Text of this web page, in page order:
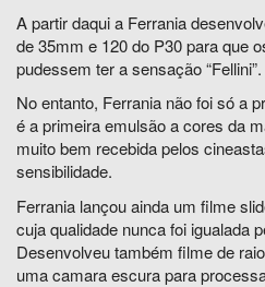
A partir daqui a Ferrania
de 35mm e 120 do P30 para que
pudessem ter a sensação “Fellini”.
No entanto, Ferrania não foi só a
é a primeira emulsão a cores da
muito bem recebida pelos
sensibilidade.
Ferrania lançou ainda um filme
cuja qualidade nunca foi igualada
Desenvolveu também filme de
uma camara escura para